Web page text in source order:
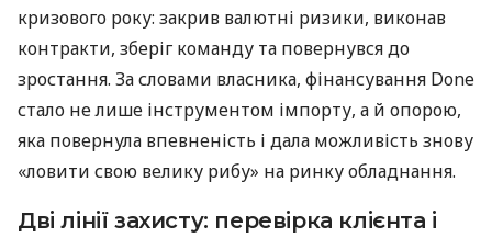
кризового року: закрив валютні ризики, виконав
контракти, зберіг команду та повернувся до
зростання. За словами власника, фінансування Done
стало не лише інструментом імпорту, а й опорою,
яка повернула впевненість і дала можливість знову
«ловити свою велику рибу» на ринку обладнання.
Дві лінії захисту: перевірка клієнта і